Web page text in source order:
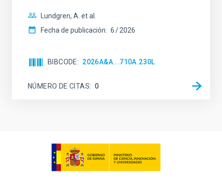
Lundgren, A. et al.
Fecha de publicación: 6 2026
BIBCODE 2026A&A...710A.230L
NÚMERO DE CITAS 0